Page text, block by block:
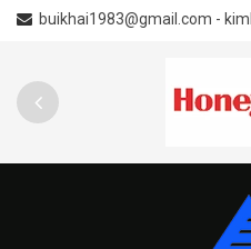
buikhai1983@gmail.com -